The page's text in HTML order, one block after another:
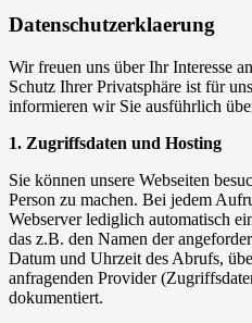
Datenschutzerklaerung
Wir freuen uns über Ihr Interesse
Schutz Ihrer Privatsphäre ist für
informieren wir Sie ausführlich
1. Zugriffsdaten und Hosting
Sie können unsere Webseiten
Person zu machen. Bei jedem
Webserver lediglich automatisch
das z.B. den Namen der
Datum und Uhrzeit des Abrufs,
anfragenden Provider
dokumentiert.